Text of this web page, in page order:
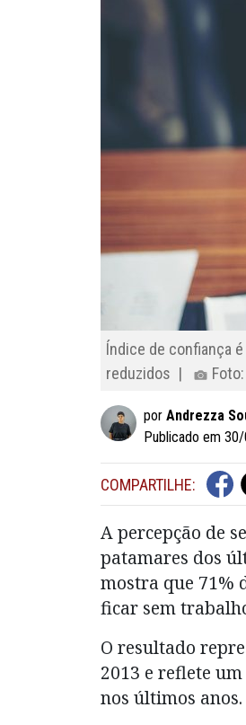
Índice de confiança
reduzidos |
por Andrezza
Publicado em
COMPARTILHE:
A percepção de
patamares dos
mostra que 71%
ficar sem
O resultado
2013 e reflete
nos últimos anos.